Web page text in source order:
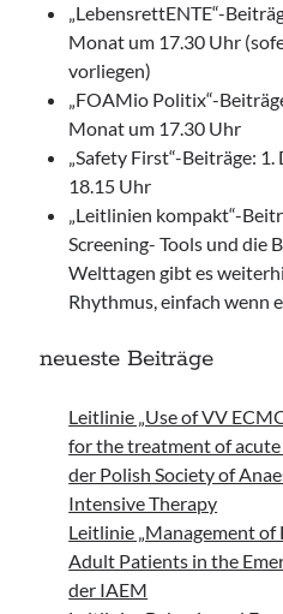
„LebensrettENTE“-
Monat um 17.30 Uhr
vorliegen)
„FOAMio Politix“-
Monat um 17.30 Uhr
„Safety First“-Beiträge:
18.15 Uhr
„Leitlinien kompakt“-
Screening- Tools und die
Welttagen gibt es
Rhythmus, einfach wenn
neueste Beiträge
Leitlinie „Use of VV
for the treatment of
der Polish Society of
Intensive Therapy
Leitlinie „Management of
Adult Patients in the
der IAEM